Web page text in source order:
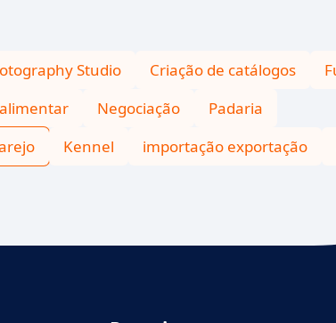
Studio Criação de catálogos
Negociação
Padaria
Kennel importação exportação